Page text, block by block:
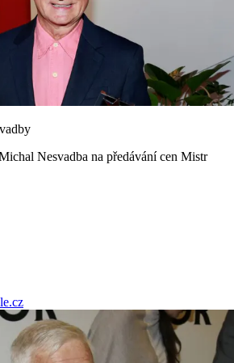
Nesvadba na předávání cen Mistr